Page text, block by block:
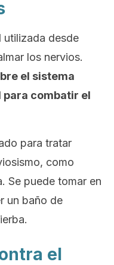
utilizada desde
los nervios.
el sistema
para combatir el
para tratar
como
Se puede tomar en
un baño de
el